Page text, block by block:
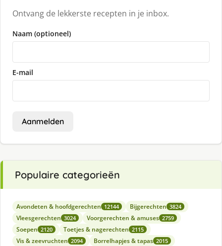
Ontvang de lekkerste recepten in je inbox.
Naam (optioneel)
E-mail
Aanmelden
Populaire categorieën
Avondeten & hoofdgerechten 12144 Bijgerechten 3824
Vleesgerechten 3024 Voorgerechten & amuses 2759
Soepen 2120 Toetjes & nagerechten 2115
Vis & zeevruchten 2094 Borrelhapjes & tapas 2015